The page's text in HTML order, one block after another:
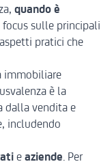
quando è
focus sulle principali
pratici che
immobiliare
è la
dalla vendita e
includendo
e aziende. Per